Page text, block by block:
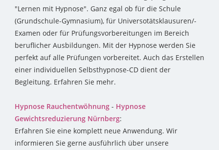
"Lernen mit Hypnose". Ganz egal ob für die Schule
(Grundschule-Gymnasium), für Universotätsklausuren/-
Examen oder für Prüfungsvorbereitungen im Bereich
beruflicher Ausbildungen. Mit der Hypnose werden Sie
perfekt auf alle Prüfungen vorbereitet. Auch das Erstellen
einer individuellen Selbsthypnose-CD dient der
Begleitung. Erfahren Sie mehr.
Hypnose Rauchentwöhnung - Hypnose
Gewichtsreduzierung Nürnberg:
Erfahren Sie eine komplett neue Anwendung. Wir
informieren Sie gerne ausführlich über unsere